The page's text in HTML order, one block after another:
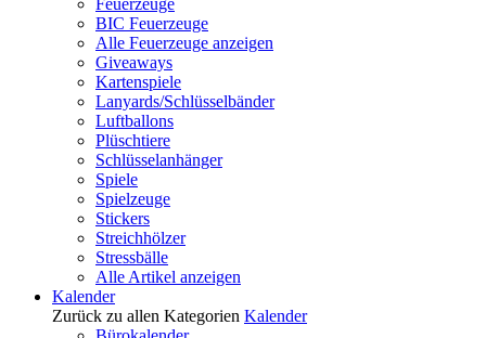
Feuerzeuge
BIC Feuerzeuge
Alle Feuerzeuge anzeigen
Giveaways
Kartenspiele
Lanyards/Schlüsselbänder
Luftballons
Plüschtiere
Schlüsselanhänger
Spiele
Spielzeuge
Stickers
Streichhölzer
Stressbälle
Alle Artikel anzeigen
Kalender
Zurück zu allen Kategorien Kalender